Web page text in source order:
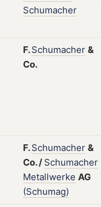
Schumacher
F.Schumacher &
Co.
F.Schumacher &
Co./ Schumacher
Metallwerke AG
(Schumag)